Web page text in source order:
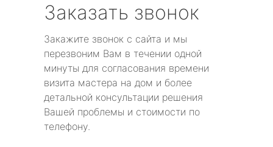
Заказать звонок
Закажите звонок с сайта и мы
перезвоним Вам в течении одной
минуты для согласования времени
визита мастера на дом и более
детальной консультации решения
Вашей проблемы и стоимости по
телефону.